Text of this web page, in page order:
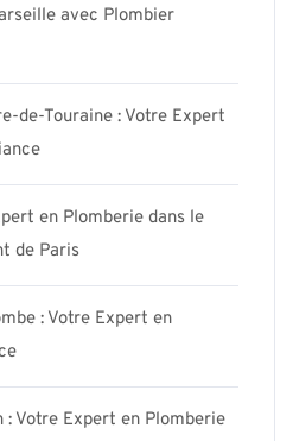
avec Plombier
de-Touraine : Votre Expert
en Plomberie dans le
de Paris
: Votre Expert en
Votre Expert en Plomberie